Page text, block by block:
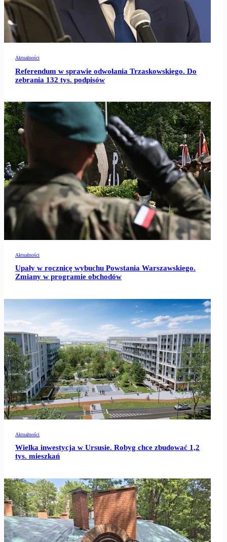
Aktualności
Referendum w sprawie odwołania Trzaskowskiego. Do
zebrania 132 tys. podpisów
Aktualności
Upały w rocznicę wybuchu Powstania Warszawskiego.
Zmiany w programie obchodów
Aktualności
Wielka inwestycja w Ursusie. Robyg chce zbudować 1,2
tys. mieszkań